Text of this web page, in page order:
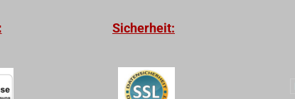
Sicherheit: